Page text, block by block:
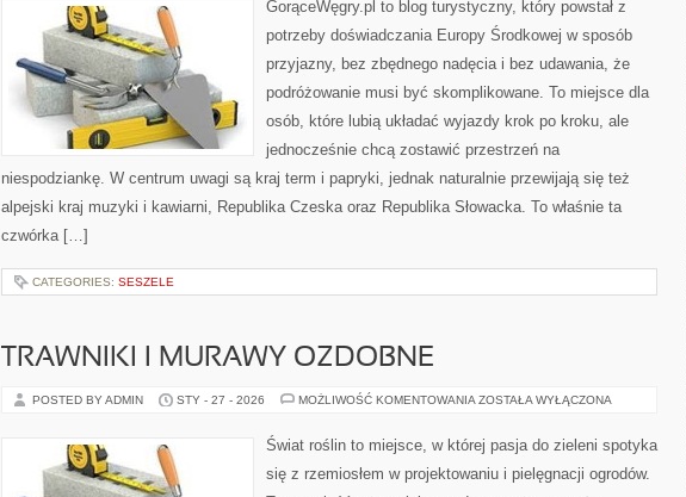
GorąceWęgry.pl to blog turystyczny, który powstał z
potrzeby doświadczania Europy Środkowej w sposób
przyjazny, bez zbędnego nadęcia i bez udawania, że
podróżowanie musi być skomplikowane. To miejsce dla
osób, które lubią układać wyjazdy krok po kroku, ale
jednocześnie chcą zostawić przestrzeń na
niespodziankę. W centrum uwagi są kraj term i papryki, jednak naturalnie przewijają się też
alpejski kraj muzyki i kawiarni, Republika Czeska oraz Republika Słowacka. To właśnie ta
czwórka […]
CATEGORIES: SESZELE
TRAWNIKI I MURAWY OZDOBNE
POSTED BY ADMIN STY - 27 - 2026 MOŻLIWOŚĆ KOMENTOWANIA TRAWNIKI
OZDOBNE
ZOSTAŁA WYŁĄCZONA
Świat roślin to miejsce, w której pasja do zieleni spotyka
się z rzemiosłem w projektowaniu i pielęgnacji ogrodów.